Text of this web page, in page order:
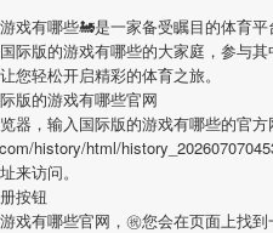
戏有哪些🚂是一家备受瞩目的体育
国际版的游戏有哪些的大家庭，参与
您轻松开启精彩的体育之旅。
版的游戏有哪些官网
器，输入 国际版的游戏有哪些的官
history/html/
来访问。
按钮
戏有哪些官网，㊗您会在页面上找